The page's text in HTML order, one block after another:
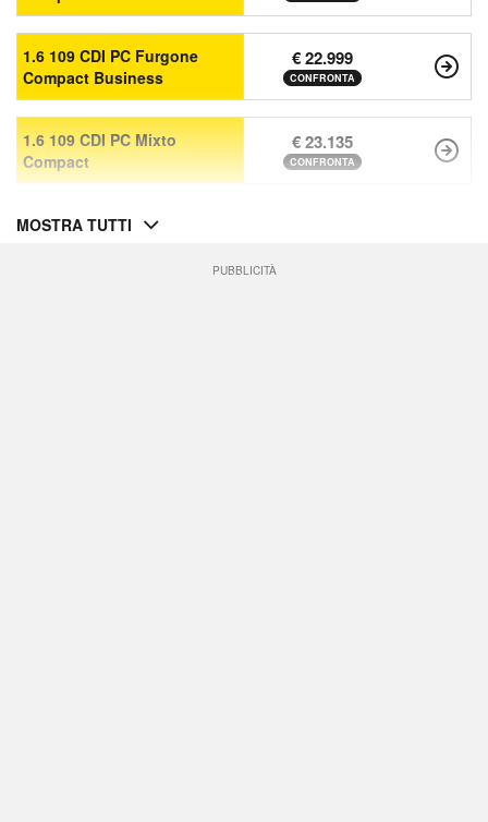
1.6 109 CDI PC Furgone
Compact Business
€ 22.999
CONFRONTA
1.6 109 CDI PC Mixto
Compact
€ 23.135
CONFRONTA
MOSTRA TUTTI
PUBBLICITÀ